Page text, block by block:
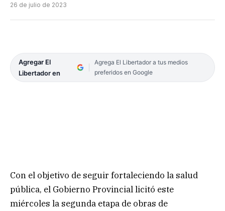
26 de julio de 2023
Agregar El
Libertador en
Agrega El Libertador a tus medios
preferidos en Google
Con el objetivo de seguir fortaleciendo la salud
pública, el Gobierno Provincial licitó este
miércoles la segunda etapa de obras de